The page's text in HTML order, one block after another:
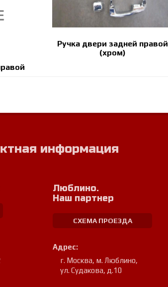
Ручка двери задней правой
(хром)
информация
Люблино.
Наш партнер
СХЕМА ПРОЕЗДА
Адрес:
г. Москва, м. Люблино,
ул. Судакова, д.10